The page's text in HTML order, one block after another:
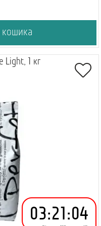
кошика
Light, 1 кг
03:21:04